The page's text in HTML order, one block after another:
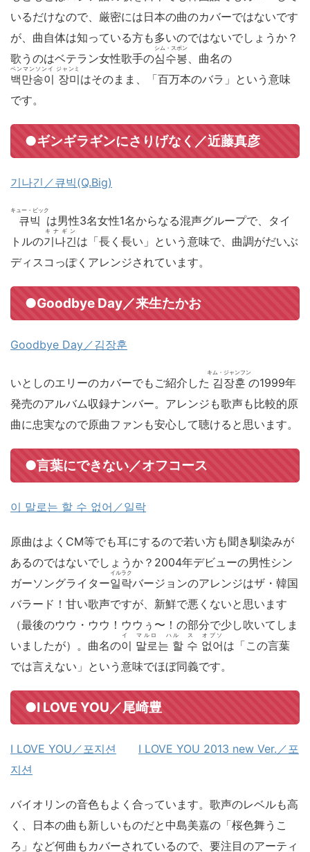
いるだけなので、厳密には日本の曲のカバーではないです
が、曲自体は知っている方も多いのではないでしょうか？
歌うのはベテラン女性歌手の심수봉
シム・スボン
、曲名の
백만송이 장미
ペンマンソンイ ジャンミ
はそのまま、「百万本のバラ」という意味
です。
●ギンギラギンにさりげなく／近藤真彦
기나긴／큐빅(Q.Big)
큐빅
キュー・ビック
は男性3名女性1名からなる混声グループで、タイ
トルの기나긴
キナギン
は「長く長い」という意味で、曲調がだいぶ
ディスコっぽくアレンジされています。
●Goodbye Day／来生たかお
Goodbye Day／김장훈
いとしのエリーのカバーでもご紹介した 김장훈
キム・ジャンフン
の1999年
発売のアルバム収録ナンバー。アレンジも歌声も比較的原
曲に忠実なので原曲ファンも安心して聴けると思います。
●言葉にできない／オフコース
이 말로는 할 수 없어／일락
原曲はよくCM等でも耳にするので若い方も聞き馴染みが
あるのではないでしょうか？2004年デビューの男性シン
ガーソングライター일락
イルラク
バージョンのアレンジはザ・韓国
バラード！甘い歌声ですが、新鮮で悪くないと思います
（最後のウウ・ウウ！ウウぅ〜！の部分で少し吹いてしま
いましたが）。曲名の이 말로는 할 수 없어
イ マルロ ハル ス オプソ
は「この言葉
では言えない」という意味でほぼ同義です。
●I LOVE YOU／尾崎豊
I LOVE YOU／포지션
I LOVE YOU 2013 new Ver.／포
지션
バイオリンの音色もよく合っています。歌声のレベルも高
く、日本の曲も新しいものだと中島美嘉の「桜色舞うこ
ろ」など何曲もカバーされているので、要注目のアーティ